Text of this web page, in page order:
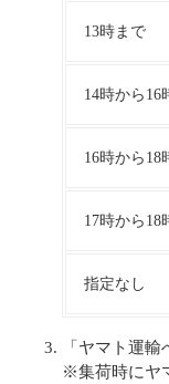
13時まで
14時から16
16時から18
17時から18
指定なし
「ヤマト運
※集荷時にヤ